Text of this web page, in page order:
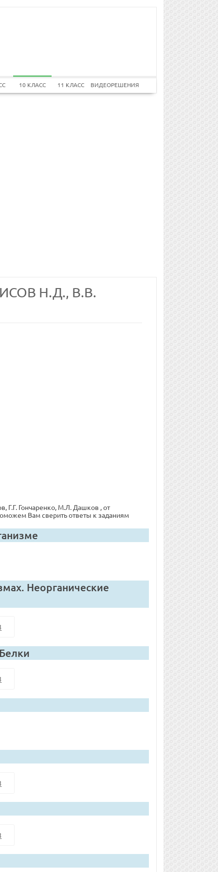
10 КЛАСС 11 КЛАСС ВИДЕОРЕШЕНИЯ
Н.Д., В.В.
Г.Г. Гончаренко, М.Л. Дашков , от
Вам сверить ответы к заданиям
Неорганические